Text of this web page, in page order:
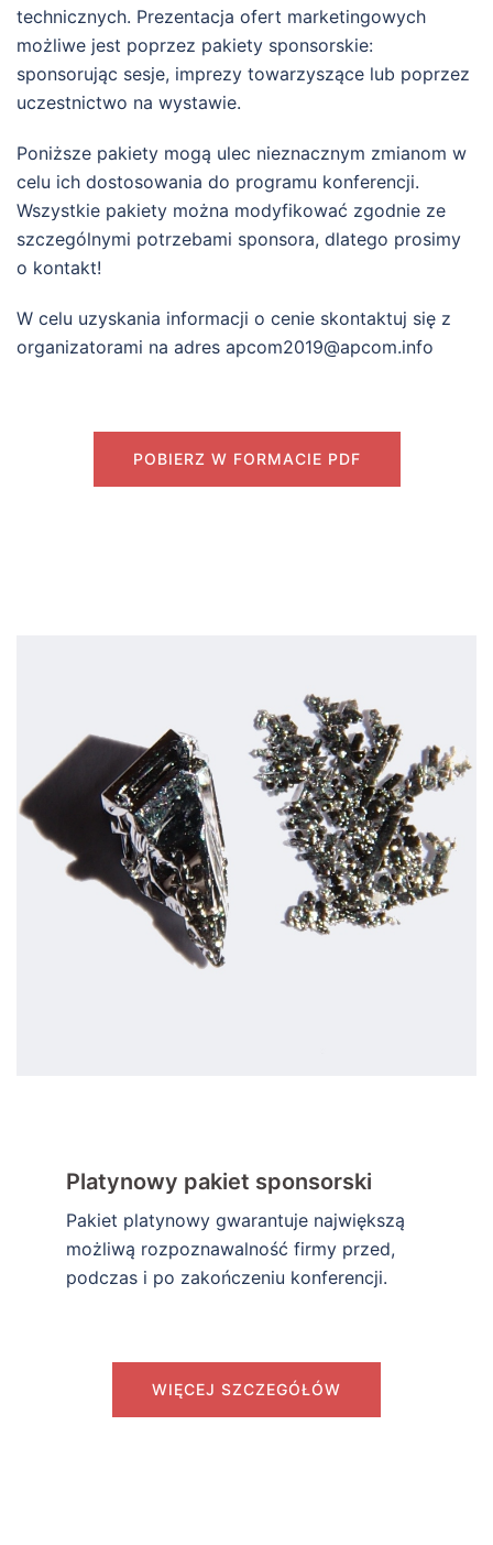
technicznych. Prezentacja ofert marketingowych
możliwe jest poprzez pakiety sponsorskie:
sponsorując sesje, imprezy towarzyszące lub poprzez
uczestnictwo na wystawie.
Poniższe pakiety mogą ulec nieznacznym zmianom w
celu ich dostosowania do programu konferencji.
Wszystkie pakiety można modyfikować zgodnie ze
szczególnymi potrzebami sponsora, dlatego prosimy
o kontakt!
W celu uzyskania informacji o cenie skontaktuj się z
organizatorami na adres apcom2019@apcom.info
POBIERZ W FORMACIE PDF
Platynowy pakiet sponsorski
Pakiet platynowy gwarantuje największą
możliwą rozpoznawalność firmy przed,
podczas i po zakończeniu konferencji.
WIĘCEJ SZCZEGÓŁÓW